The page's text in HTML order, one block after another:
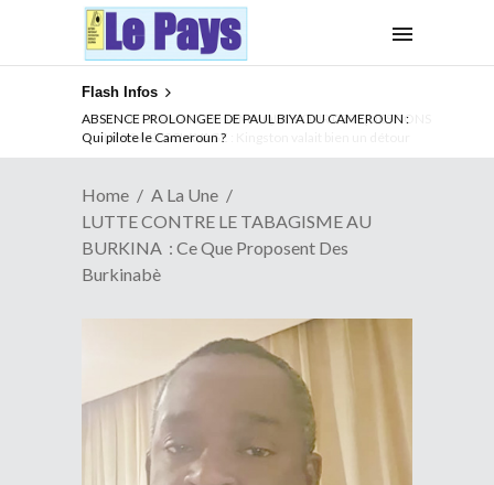
Flash Infos
ABSENCE PROLONGEE DE PAUL BIYA DU CAMEROUN :
Qui pilote le Cameroun ?
Home
A La Une
LUTTE CONTRE LE TABAGISME AU
BURKINA : Ce Que Proposent Des
Burkinabè